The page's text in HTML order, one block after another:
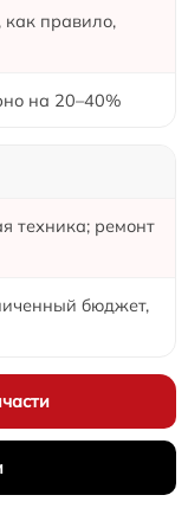
правило,
на 20–40%
техника; ремонт
бюджет,